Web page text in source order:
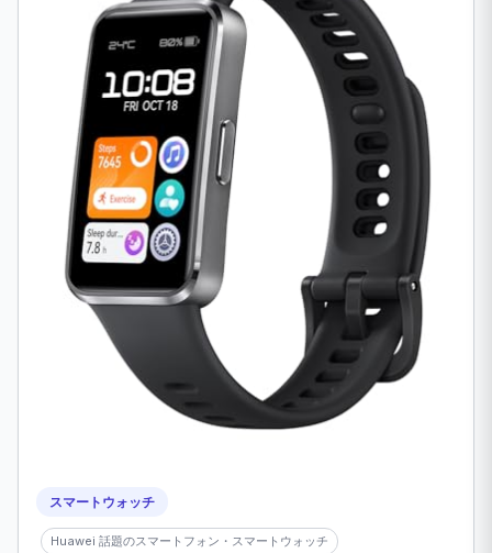
スマートウォッチ
Huawei 話題のスマートフォン・スマートウォッチ